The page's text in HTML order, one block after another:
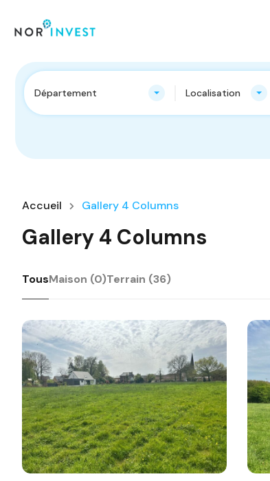
Département Localisation
Accueil Gallery 4 Columns
Gallery 4 Columns
TousMaison (0)Terrain (36)